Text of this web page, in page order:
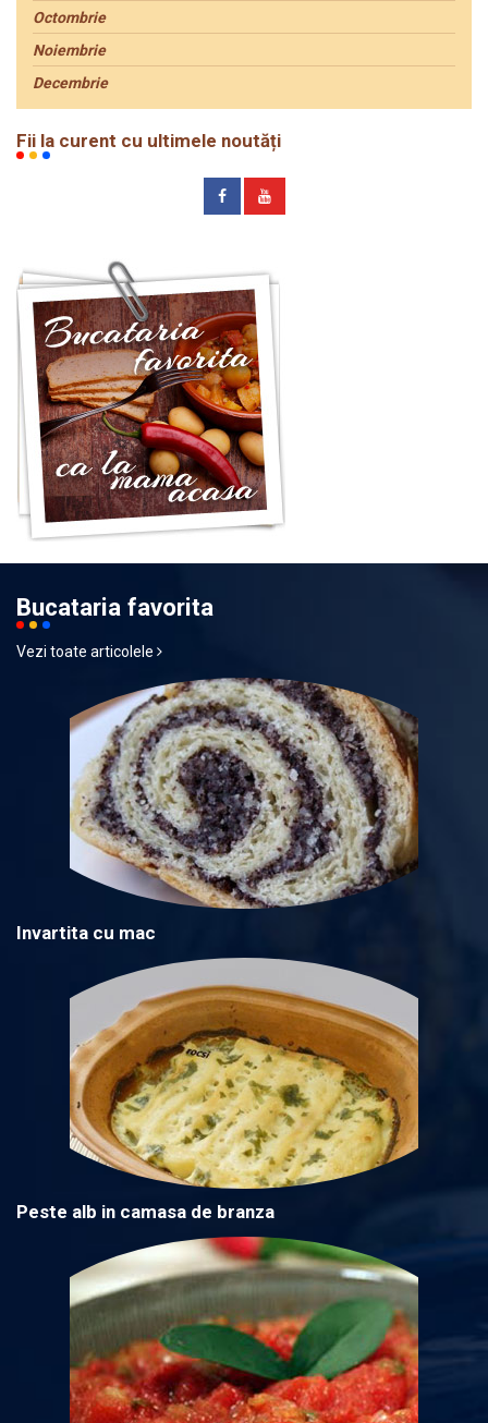
Octombrie
Noiembrie
Decembrie
Fii la curent cu ultimele noutăți
Bucataria favorita
Vezi toate articolele
Invartita cu mac
Peste alb in camasa de branza